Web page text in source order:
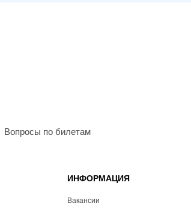
Вопросы по билетам
ИНФОРМАЦИЯ
Вакансии